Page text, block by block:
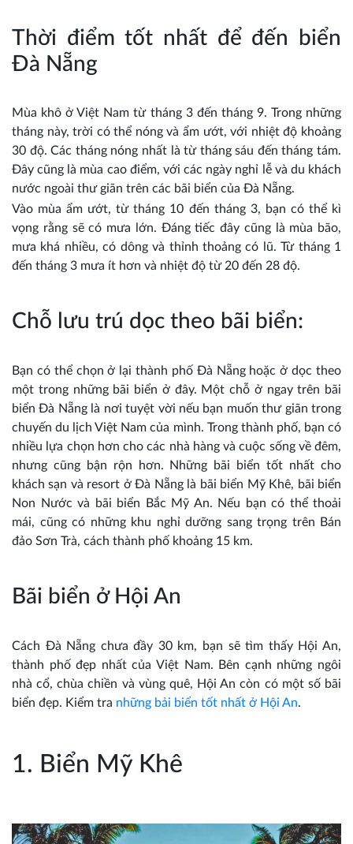
Thời điểm tốt nhất để đến biển
Đà Nẵng
Mùa khô ở Việt Nam từ tháng 3 đến tháng 9. Trong những
tháng này, trời có thể nóng và ẩm ướt, với nhiệt độ khoảng
30 độ. Các tháng nóng nhất là từ tháng sáu đến tháng tám.
Đây cũng là mùa cao điểm, với các ngày nghỉ lễ và du khách
nước ngoài thư giãn trên các bãi biển của Đà Nẵng.
Vào mùa ẩm ướt, từ tháng 10 đến tháng 3, bạn có thể kì
vọng rằng sẽ có mưa lớn. Đáng tiếc đây cũng là mùa bão,
mưa khá nhiều, có dông và thỉnh thoảng có lũ. Từ tháng 1
đến tháng 3 mưa ít hơn và nhiệt độ từ 20 đến 28 độ.
Chỗ lưu trú dọc theo bãi biển:
Bạn có thể chọn ở lại thành phố Đà Nẵng hoặc ở dọc theo
một trong những bãi biển ở đây. Một chỗ ở ngay trên bãi
biển Đà Nẵng là nơi tuyệt vời nếu bạn muốn thư giãn trong
chuyến du lịch Việt Nam của mình. Trong thành phố, bạn có
nhiều lựa chọn hơn cho các nhà hàng và cuộc sống về đêm,
nhưng cũng bận rộn hơn. Những bãi biển tốt nhất cho
khách sạn và resort ở Đà Nẵng là bãi biển Mỹ Khê, bãi biển
Non Nước và bãi biển Bắc Mỹ An. Nếu bạn có thể thoải
mái, cũng có những khu nghỉ dưỡng sang trọng trên Bán
đảo Sơn Trà, cách thành phố khoảng 15 km.
Bãi biển ở Hội An
Cách Đà Nẵng chưa đầy 30 km, bạn sẽ tìm thấy Hội An,
thành phố đẹp nhất của Việt Nam. Bên cạnh những ngôi
nhà cổ, chùa chiền và vùng quê, Hội An còn có một số bãi
biển đẹp. Kiểm tra những bải biển tốt nhất ở Hội An.
1. Biển Mỹ Khê